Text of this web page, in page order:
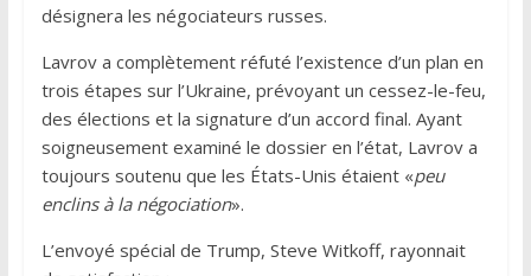
désignera les négociateurs russes.
Lavrov a complètement réfuté l’existence d’un plan en
trois étapes sur l’Ukraine, prévoyant un cessez-le-feu,
des élections et la signature d’un accord final. Ayant
soigneusement examiné le dossier en l’état, Lavrov a
toujours soutenu que les États-Unis étaient «peu
enclins à la négociation».
L’envoyé spécial de Trump, Steve Witkoff, rayonnait